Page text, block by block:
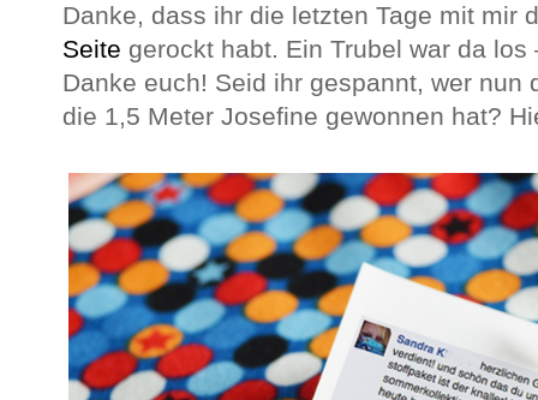
Danke, dass ihr die letzten Tage mit mir
Seite gerockt habt. Ein Trubel war da
Danke euch! Seid ihr gespannt, wer nun
die 1,5 Meter Josefine gewonnen hat?